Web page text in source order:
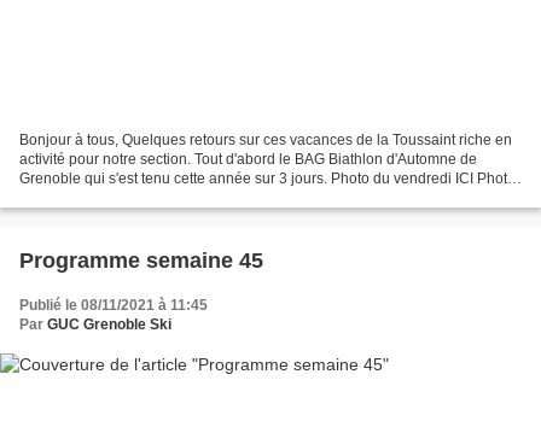
Bonjour à tous, Quelques retours sur ces vacances de la Toussaint riche en
activité pour notre section. Tout d'abord le BAG Biathlon d'Automne de
Grenoble qui s'est tenu cette année sur 3 jours. Photo du vendredi ICI Photo
Programme semaine 45
Publié le 08/11/2021 à 11:45
Par GUC Grenoble Ski